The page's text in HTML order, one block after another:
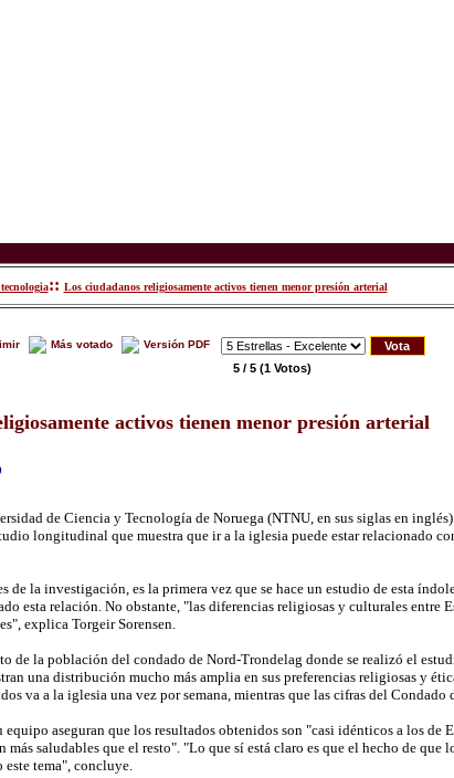
:: Los ciudadanos religiosamente activos tienen menor presión arterial
Más votado Versión PDF
5 / 5 (1 Votos)
activos tienen menor presión arterial
de Ciencia y Tecnología de Noruega (NTNU, en sus siglas en inglés)
longitudinal que muestra que ir a la iglesia puede estar relacionado
de la investigación, es la primera vez que se hace un estudio de esta
esta relación. No obstante, "las diferencias religiosas y culturales entre
explica Torgeir Sorensen.
de la población del condado de Nord-Trondelag donde se realizó el
una distribución mucho más amplia en sus preferencias religiosas y
va a la iglesia una vez por semana, mientras que las cifras del
equipo aseguran que los resultados obtenidos son "casi idénticos a los
más saludables que el resto". "Lo que sí está claro es que el hecho de que
este tema", concluye.